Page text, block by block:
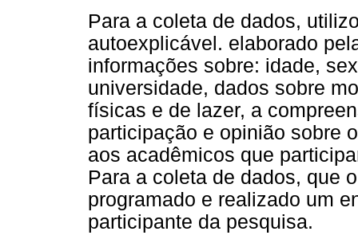
Para a coleta de dados,
autoexplicável. elaborado
informações sobre: idade,
universidade, dados sobre
físicas e de lazer, a
participação e opinião sobre
aos acadêmicos que
Para a coleta de dados, que
programado e realizado um
participante da pesquisa.